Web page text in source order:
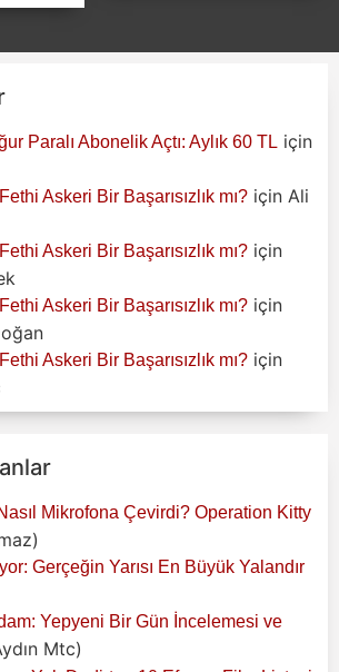
Paralı Abonelik Açtı: Aylık 60 TL için
Askeri Bir Başarısızlık mı? için Ali
Askeri Bir Başarısızlık mı? için
Askeri Bir Başarısızlık mı? için
Askeri Bir Başarısızlık mı? için
Mikrofona Çevirdi? Operation Kitty
Gerçeğin Yarısı En Büyük Yalandır
Yepyeni Bir Gün İncelemesi ve
Mtc)